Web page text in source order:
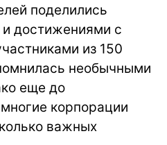
поделились
достижениями с
из 150
необычными
еще до
корпорации
важных